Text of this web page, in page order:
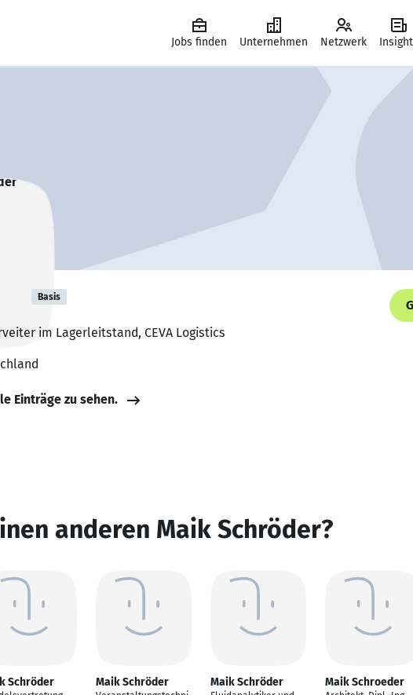
Jobs finden Unternehmen Netzwerk
Basis
im Lagerleitstand, CEVA Logistics
Einträge zu sehen.
anderen Maik Schröder?
Schröder Maik Schröder Maik Schröder Maik Schroeder